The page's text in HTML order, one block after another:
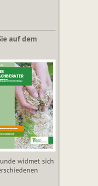
auf dem
widmet sich